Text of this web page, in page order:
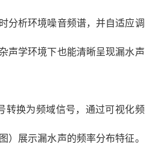
分析环境噪音频谱，并自适应调
声学环境下也能清晰呈现漏水声
转换为频域信号，通过可视化频
）展示漏水声的频率分布特征。